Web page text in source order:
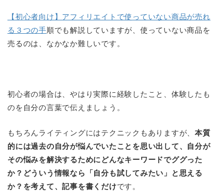
【初心者向け】アフィリエイトで使っていない商品が売れ
る３つの手順でも解説していますが、使っていない商品を
売るのは、なかなか難しいです。
初心者の場合は、やはり実際に経験したこと、体験したも
のを自分の言葉で伝えましょう。
もちろんライティングにはテクニックもありますが、本質
的には過去の自分が悩んでいたことを思い出して、自分が
その悩みを解決するためにどんなキーワードでググった
か？どういう情報なら「自分も試してみたい」と思える
か？を考えて、記事を書くだけです。